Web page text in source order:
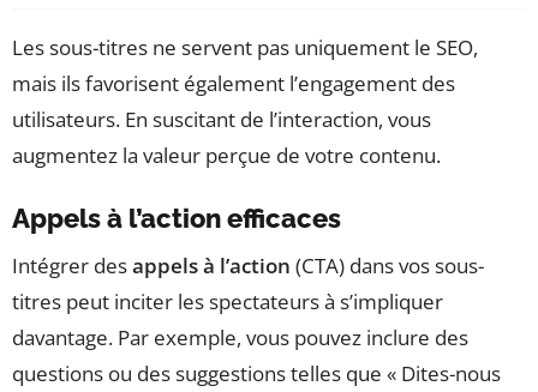
Les sous-titres ne servent pas uniquement le SEO,
mais ils favorisent également l’engagement des
utilisateurs. En suscitant de l’interaction, vous
augmentez la valeur perçue de votre contenu.
Appels à l’action efficaces
Intégrer desappels à l’action (CTA) dans vos sous-
titres peut inciter les spectateurs à s’impliquer
davantage. Par exemple, vous pouvez inclure des
questions ou des suggestions telles que « Dites-nous